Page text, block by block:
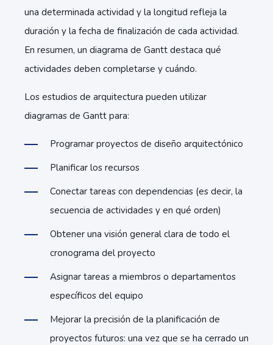
una determinada actividad y la longitud refleja la
duración y la fecha de finalización de cada actividad.
En resumen, un diagrama de Gantt destaca qué
actividades deben completarse y cuándo.
Los estudios de arquitectura pueden utilizar
diagramas de Gantt para:
Programar proyectos de diseño arquitectónico
Planificar los recursos
Conectar tareas con dependencias (es decir, la
secuencia de actividades y en qué orden)
Obtener una visión general clara de todo el
cronograma del proyecto
Asignar tareas a miembros o departamentos
específicos del equipo
Mejorar la precisión de la planificación de
proyectos futuros: una vez que se ha cerrado un